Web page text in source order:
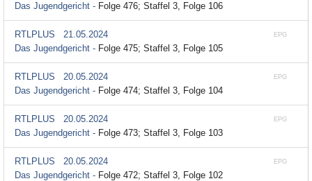
Das Jugendgericht - Folge 476; Staffel 3, Folge 106
EPG
RTLPLUS
21.05.2024
Das Jugendgericht - Folge 475; Staffel 3, Folge 105
EPG
RTLPLUS
20.05.2024
Das Jugendgericht - Folge 474; Staffel 3, Folge 104
EPG
RTLPLUS
20.05.2024
Das Jugendgericht - Folge 473; Staffel 3, Folge 103
EPG
RTLPLUS
20.05.2024
Das Jugendgericht - Folge 472; Staffel 3, Folge 102